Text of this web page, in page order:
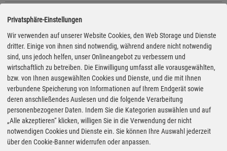
2.069€
05:25 Uhr
Pirschheide 1, 14471 Potsdam
ganztägig geöffnet
Entfernung: ca. 9.9 km* Route planen
2.109€
gestern 21:55 Uhr
TotalEnergies
Artilleriepark 5, 14624 Dallgow
geöffnet bis 23:00 Uhr
Entfernung: ca. 10.4 km* Route planen
2.159€
gestern 19:10 Uhr
ARAL
Potsdamer Straße 55, 14469 Potsdam
ganztägig geöffnet
kürzeste Anfahrt
Privatsphäre-Einstellungen
Wir verwenden auf unserer Website Cookies, den Web Storage und Dienste
dritter. Einige von ihnen sind notwendig, während andere nicht notwendig
sind, uns jedoch helfen, unser Onlineangebot zu verbessern und
wirtschaftlich zu betreiben. Die Einwilligung umfasst alle vorausgewählten,
bzw. von Ihnen ausgewählten Cookies und Dienste, und die mit Ihnen
verbundene Speicherung von Informationen auf Ihrem Endgerät sowie
deren anschließendes Auslesen und die folgende Verarbeitung
personenbezogener Daten. Indem Sie die Kategorien auswählen und auf
„Alle akzeptieren“ klicken, willigen Sie in die Verwendung der nicht
notwendigen Cookies und Dienste ein. Sie können Ihre Auswahl jederzeit
über den Cookie-Banner widerrufen oder anpassen.